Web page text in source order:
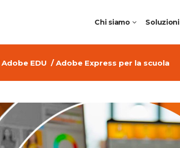
Chi siamo Soluzioni
Color Matching per Aziende
Soluzioni Noleggio e DaaS
Adobe EDU / Adobe Express per la scuola